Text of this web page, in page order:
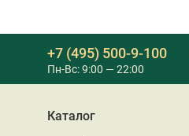
+7 (495) 500-9-100
Пн-Вс: 9:00 — 22:00
Каталог